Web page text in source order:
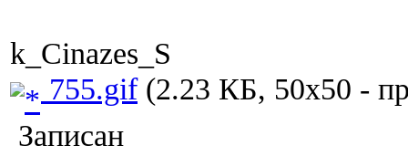
k_Cinazes_S
755.gif(2.23 КБ, 50x50 -
Записан